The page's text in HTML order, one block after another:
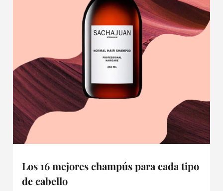
Los 16 mejores champús para cada tipo
de cabello